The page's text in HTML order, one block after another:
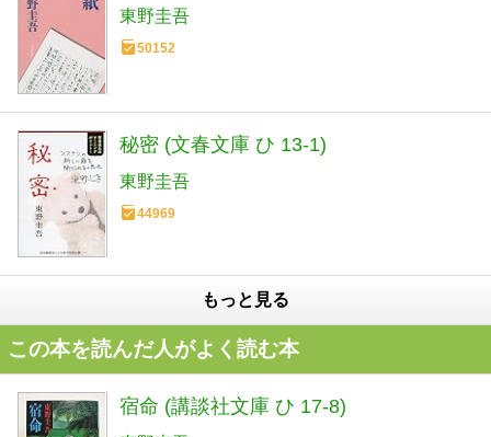
東野圭吾
50152
秘密 (文春文庫 ひ 13-1)
東野圭吾
44969
もっと見る
この本を読んだ人がよく読む本
宿命 (講談社文庫 ひ 17-8)